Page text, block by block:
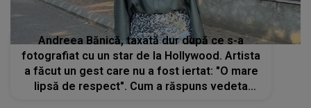
Andreea Bănică, taxată dur după ce s-a
fotografiat cu un star de la Hollywood. Artista
a făcut un gest care nu a fost iertat: "O mare
lipsă de respect". Cum a răspuns vedeta